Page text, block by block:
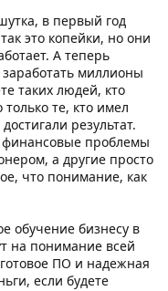
в первый год
это копейки, но они
А теперь
миллионы
таких людей, кто
те, кто имел
результат.
финансовые проблемы
а другие просто
что понимание, как
обучение бизнесу в
на понимание всей
ПО и надежная
если будете